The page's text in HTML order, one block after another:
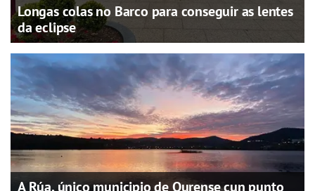
Longas colas no Barco para conseguir as lentes
da eclipse
A Rúa, único municipio de Ourense cun punto